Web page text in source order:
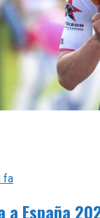
fa
a España